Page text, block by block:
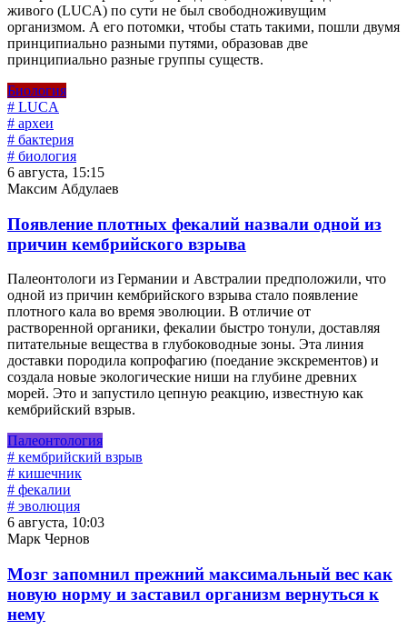
живого (LUCA) по сути не был свободноживущим
организмом. А его потомки, чтобы стать такими, пошли двумя
принципиально разными путями, образовав две
принципиально разные группы существ.
Биология
# LUCA
# археи
# бактерия
# биология
6 августа, 15:15
Максим Абдулаев
Появление плотных фекалий назвали одной из
причин кембрийского взрыва
Палеонтологи из Германии и Австралии предположили, что
одной из причин кембрийского взрыва стало появление
плотного кала во время эволюции. В отличие от
растворенной органики, фекалии быстро тонули, доставляя
питательные вещества в глубоководные зоны. Эта линия
доставки породила копрофагию (поедание экскрементов) и
создала новые экологические ниши на глубине древних
морей. Это и запустило цепную реакцию, известную как
кембрийский взрыв.
Палеонтология
# кембрийский взрыв
# кишечник
# фекалии
# эволюция
6 августа, 10:03
Марк Чернов
Мозг запомнил прежний максимальный вес как
новую норму и заставил организм вернуться к
нему